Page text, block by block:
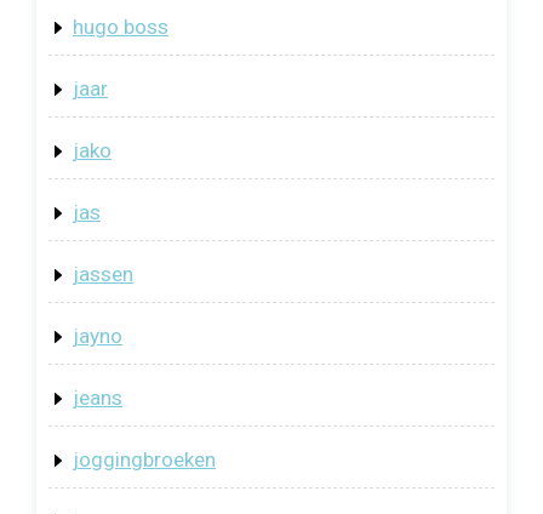
hugo boss
jaar
jako
jas
jassen
jayno
jeans
joggingbroeken